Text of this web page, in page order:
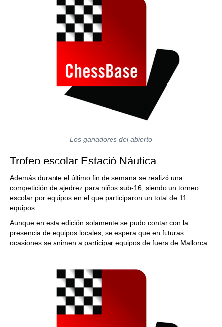
Los ganadores del abierto
Trofeo escolar Estació Náutica
Además durante el último fin de semana se realizó una
competición de ajedrez para niños sub-16, siendo un torneo
escolar por equipos en el que participaron un total de 11
equipos.
Aunque en esta edición solamente se pudo contar con la
presencia de equipos locales, se espera que en futuras
ocasiones se animen a participar equipos de fuera de Mallorca.